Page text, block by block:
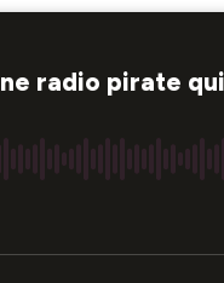
radio pirate